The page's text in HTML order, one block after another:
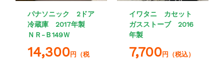
パナソニック 2ドア
冷蔵庫 2017年製
ＮＲ-Ｂ149Ｗ
14,300円（税
イワタニ カセット
ガスストーブ 2016
年製
7,700円（税込）